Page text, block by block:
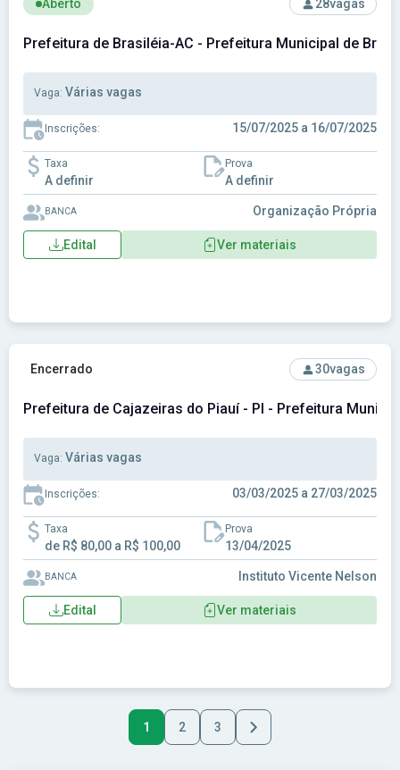
Aberto 28vagas
Prefeitura de Brasiléia-AC - Prefeitura Municipal de
Vaga: Várias vagas
Inscrições: 15/07/2025 a 16/07/2025
Taxa
A definir
Prova
A definir
BANCA Organização Própria
Edital Ver materiais
Ver concurso: Prefeitura de Cajazeiras do Piauí - PI -
Encerrado 30vagas
Prefeitura de Cajazeiras do Piauí - PI - Prefeitura
Vaga: Várias vagas
Inscrições: 03/03/2025 a 27/03/2025
Taxa
de R$ 80,00 a R$ 100,00
Prova
13/04/2025
BANCA Instituto Vicente Nelson
Edital Ver materiais
1 2 3